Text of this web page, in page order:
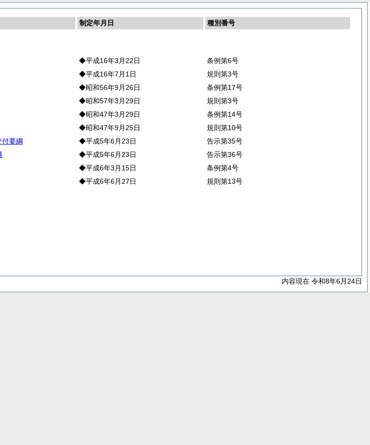
制定年月日
種別番号
◆平成16年3月22日
条例第6号
◆平成16年7月1日
規則第3号
◆昭和56年9月26日
条例第17号
◆昭和57年3月29日
規則第3号
◆昭和47年3月29日
条例第14号
◆昭和47年9月25日
規則第10号
要綱
◆平成5年6月23日
告示第35号
◆平成5年6月23日
告示第36号
◆平成6年3月15日
条例第4号
◆平成6年6月27日 規則第13号
内容現在 令和8年6月24日